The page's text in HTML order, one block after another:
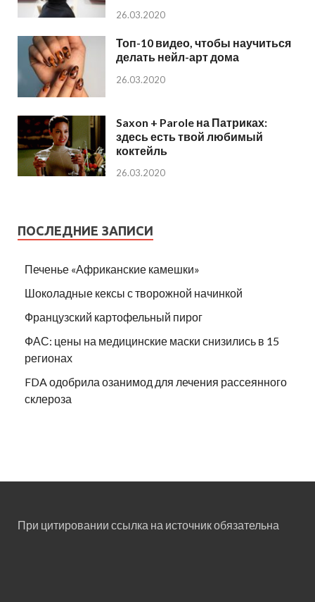
26.03.2020
Топ-10 видео, чтобы научиться
делать нейл-арт дома
26.03.2020
Saxon + Parole на Патриках:
здесь есть твой любимый
коктейль
26.03.2020
ПОСЛЕДНИЕ ЗАПИСИ
Печенье «Африканские камешки»
Шоколадные кексы с творожной начинкой
Французский картофельный пирог
ФАС: цены на медицинские маски снизились в 15
регионах
FDA одобрила озанимод для лечения рассеянного
склероза
При цитировании ссылка на источник обязательна